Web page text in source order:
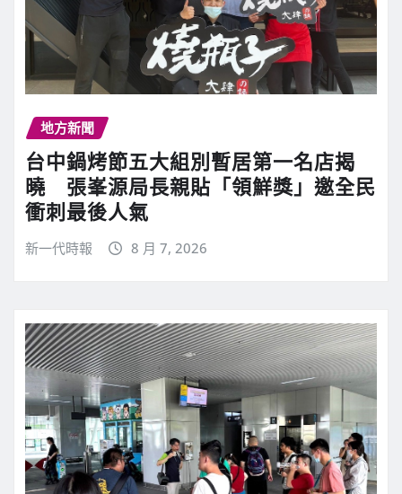
地方新聞
台中鍋烤節五大組別暫居第一名店揭
曉 張峯源局長親貼「領鮮獎」邀全民
衝刺最後人氣
新一代時報 8 月 7, 2026